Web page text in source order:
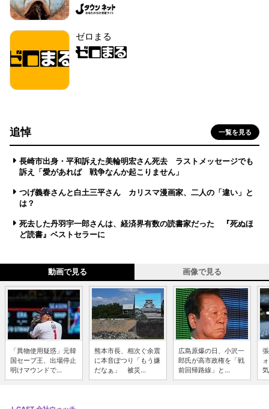
ゼロまる
追悼 一覧を見る
長崎市出身・平和訴えた美輪明宏さん死去 ラストメッセージでも
訴え「愛があれば 戦争なんか起こりません」
つげ義春さんと白土三平さん カリスマ漫画家、二人の「違い」と
は？
死去した丹羽宇一郎さんは、経済界有数の読書家だった 『死ぬほ
ど読書』ベストセラーに
動画で見る 画像で見る
「異物使用疑惑」元韓
国セーブ王、出場停止
明けマウンドで...
熊本市長、相次ぐ余震
に本音ぽつり「もう嫌
だなぁ」 被災...
広島原爆の日、小沢一
郎氏が高市政権を「戦
前回帰路線」と...